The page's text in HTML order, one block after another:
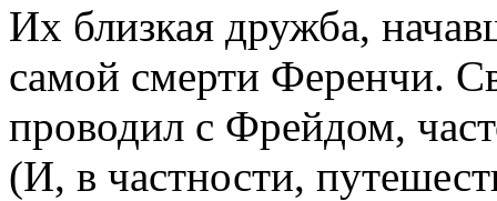
Их близкая дружба,
самой смерти Ференчи.
проводил с Фрейдом,
(И, в частности,